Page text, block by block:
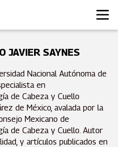
JAVIER SAYNES
Nacional Autónoma de
en
de Cabeza y Cuello
de México, avalada por la
Mexicano de
de Cabeza y Cuello. Autor
y artículos publicados en